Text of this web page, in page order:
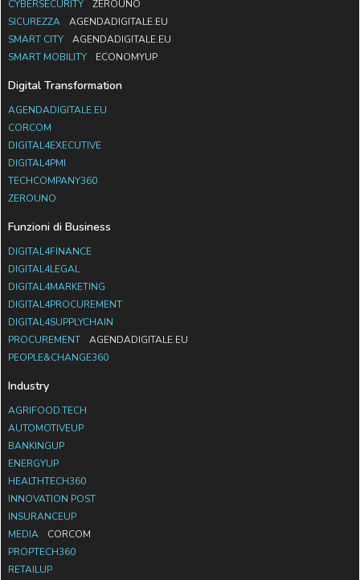
CYBERSECURITY
ZEROUNO
SICUREZZA
AGENDADIGITALE.EU
SMART CITY
AGENDADIGITALE.EU
SMART MOBILITY
ECONOMYUP
Digital Transformation
AGENDADIGITALE.EU
CORCOM
DIGITAL4EXECUTIVE
DIGITAL4PMI
TECHCOMPANY360
ZEROUNO
Funzioni di Business
DIGITAL4FINANCE
DIGITAL4LEGAL
DIGITAL4MARKETING
DIGITAL4PROCUREMENT
DIGITAL4SUPPLYCHAIN
PROCUREMENT
AGENDADIGITALE.EU
PEOPLE&CHANGE360
Industry
AGRIFOOD.TECH
AUTOMOTIVEUP
BANKINGUP
ENERGYUP
HEALTHTECH360
INNOVATION POST
INSURANCEUP
MEDIA
CORCOM
PROPTECH360
RETAILUP